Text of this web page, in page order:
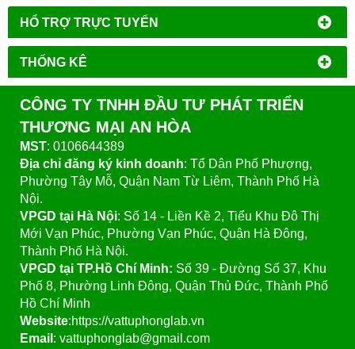
HỔ TRỢ TRỰC TUYẾN
THỐNG KÊ
CÔNG TY TNHH ĐẦU TƯ PHÁT TRIỂN
THƯƠNG MẠI AN HÒA
MST: 0106644389
Địa chỉ đăng ký kinh doanh: Tổ Dân Phố Phượng,
Phường Tây Mỗ, Quận Nam Từ Liêm, Thành Phố Hà
Nội.
VPGD tại Hà Nội: Số 14 - Liền Kề 2, Tiểu Khu Đô Thị
Mới Vạn Phúc, Phường Vạn Phúc, Quận Hà Đông,
Thành Phố Hà Nội.
VPGD tại TP.Hồ Chí Minh: Số 39 - Đường Số 37, Khu
Phố 8, Phường Linh Đông, Quận Thủ Đức, Thành Phố
Hồ Chí Minh
Website:https://vattuphonglab.vn
Email : vattuphonglab@gmail.com